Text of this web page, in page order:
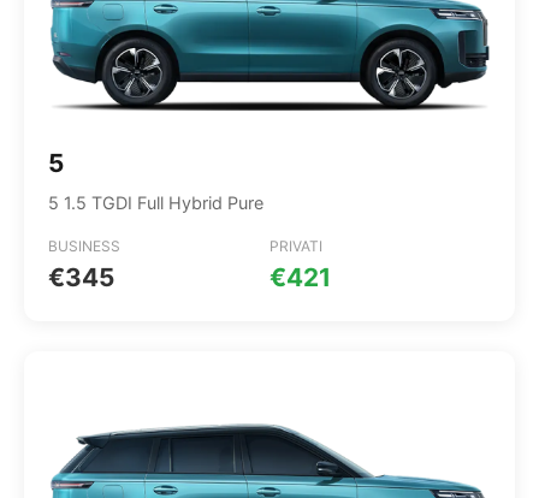
5
5 1.5 TGDI Full Hybrid Pure
BUSINESS
€345
PRIVATI
€421